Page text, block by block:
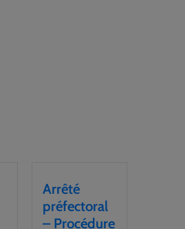
Arrêté
préfectoral
– Procédure